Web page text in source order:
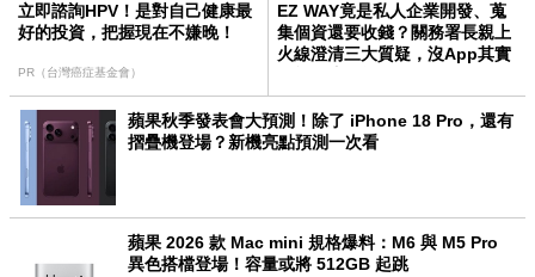
立即諮詢HPV！是對自己健康最
好的投資，把握現在不嫌晚！
PR（台灣癌症基金會）
EZ WAY竟是私人企業開發、蒐
集個資還要收錢？關務署長親上
火線澄清三大質疑，沒App其實
蘋果秋季發表會大預測！除了 iPhone 18 Pro，還有
摺疊機登場？新機亮點預測一次看
蘋果 2026 款 Mac mini 規格爆料：M6 與 M5 Pro
異色搭檔登場！容量或將 512GB 起跳